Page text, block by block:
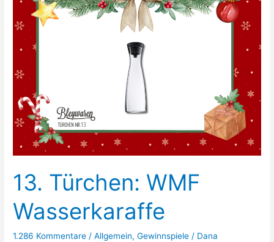
13. Türchen: WMF
Wasserkaraffe
1.286 Kommentare /Allgemein,Gewinnspiele / Dana